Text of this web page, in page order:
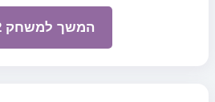
המשך למשחק 2 ←